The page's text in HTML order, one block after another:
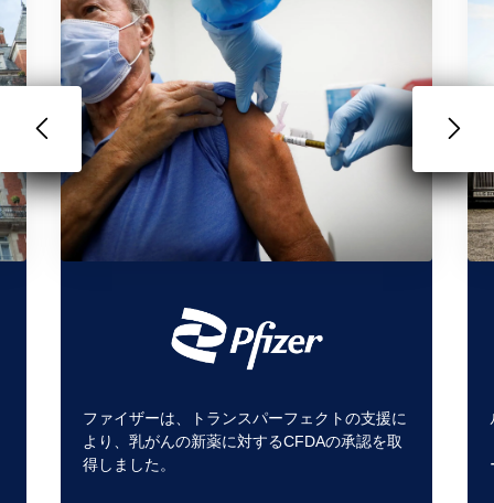
ファイザーは、トランスパーフェクトの支援に
より、乳がんの新薬に対するCFDAの承認を取
得しました。